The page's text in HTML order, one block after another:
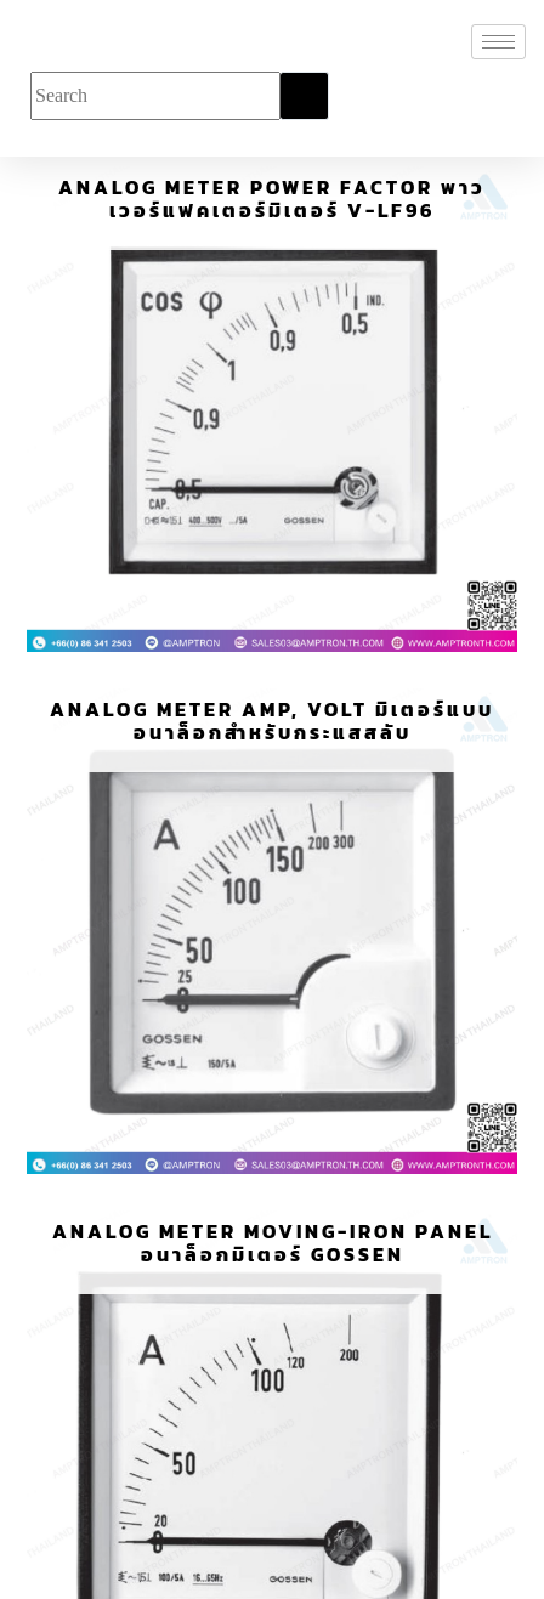
ANALOG METER POWER FACTOR พาว
เวอร์แฟคเตอร์มิเตอร์ V-LF96
ANALOG METER AMP, VOLT มิเตอร์แบบ
อนาล็อกสำหรับกระแสสลับ
ANALOG METER MOVING-IRON PANEL
อนาล็อกมิเตอร์ GOSSEN